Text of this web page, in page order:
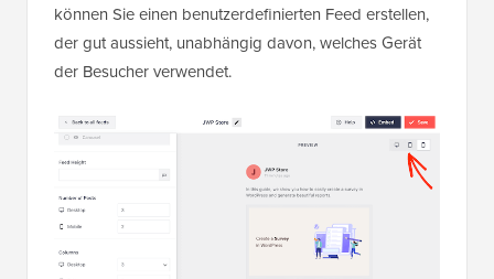
können Sie einen benutzerdefinierten Feed erstellen,
der gut aussieht, unabhängig davon, welches Gerät
der Besucher verwendet.